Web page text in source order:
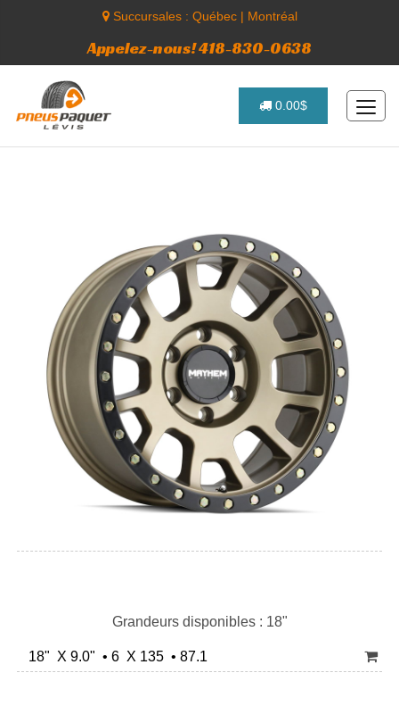
Succursales : Québec| Montréal
Appelez-nous! 418-830-0638
0.00$
Grandeurs disponibles : 18"
18" X 9.0" • 6 X 135 • 87.1